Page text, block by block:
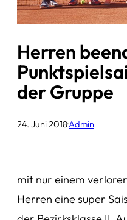
Herren
der Gruppe
24. Juni 2018·Admin
mit nur einem
Herren eine super